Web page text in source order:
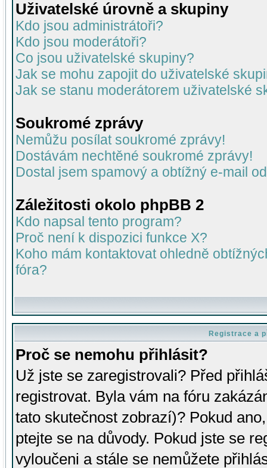
Uživatelské úrovně a skupiny
Kdo jsou administrátoři?
Kdo jsou moderátoři?
Co jsou uživatelské skupiny?
Jak se mohu zapojit do uživatelské
Jak se stanu moderátorem uživatelské
Soukromé zprávy
Nemůžu posílat soukromé zprávy!
Dostávám nechtěné soukromé zprávy!
Dostal jsem spamový a obtížný e-mail
Záležitosti okolo phpBB 2
Kdo napsal tento program?
Proč není k dispozici funkce X?
Koho mám kontaktovat ohledně
fóra?
Registrace a
Proč se nemohu přihlásit?
Už jste se zaregistrovali? Před
registrovat. Byla vám na fóru
tato skutečnost zobrazí)? Pokud
ptejte se na důvody. Pokud jste se
vyloučeni a stále se nemůžete